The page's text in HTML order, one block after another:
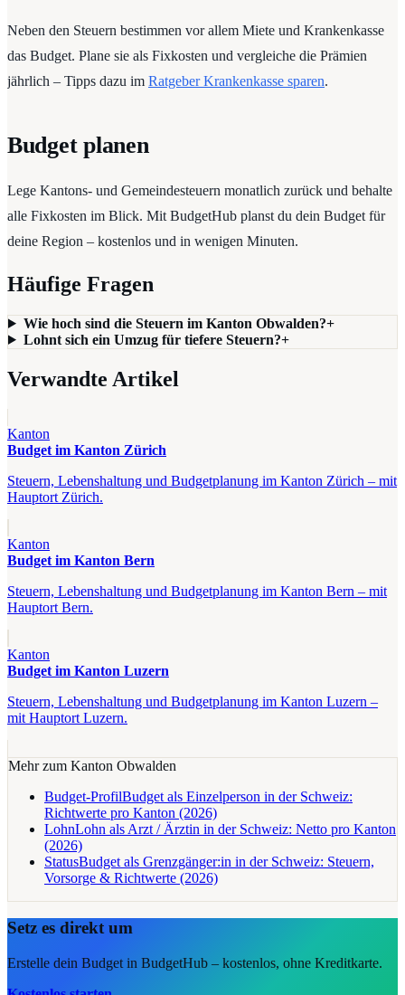
Neben den Steuern bestimmen vor allem Miete und Krankenkasse
das Budget. Plane sie als Fixkosten und vergleiche die Prämien
jährlich – Tipps dazu im Ratgeber Krankenkasse sparen.
Budget planen
Lege Kantons- und Gemeindesteuern monatlich zurück und behalte
alle Fixkosten im Blick. Mit BudgetHub planst du dein Budget für
deine Region – kostenlos und in wenigen Minuten.
Häufige Fragen
Wie hoch sind die Steuern im Kanton Obwalden?+
Lohnt sich ein Umzug für tiefere Steuern?+
Verwandte Artikel
Kanton
Budget im Kanton Zürich
Steuern, Lebenshaltung und Budgetplanung im Kanton Zürich – mit
Hauptort Zürich.
Kanton
Budget im Kanton Bern
Steuern, Lebenshaltung und Budgetplanung im Kanton Bern – mit
Hauptort Bern.
Kanton
Budget im Kanton Luzern
Steuern, Lebenshaltung und Budgetplanung im Kanton Luzern –
mit Hauptort Luzern.
Mehr zum Kanton Obwalden
Budget-ProfilBudget als Einzelperson in der Schweiz:
Richtwerte pro Kanton (2026)
LohnLohn als Arzt / Ärztin in der Schweiz: Netto pro Kanton
(2026)
StatusBudget als Grenzgänger:in in der Schweiz: Steuern,
Vorsorge & Richtwerte (2026)
Setz es direkt um
Erstelle dein Budget in BudgetHub – kostenlos, ohne Kreditkarte.